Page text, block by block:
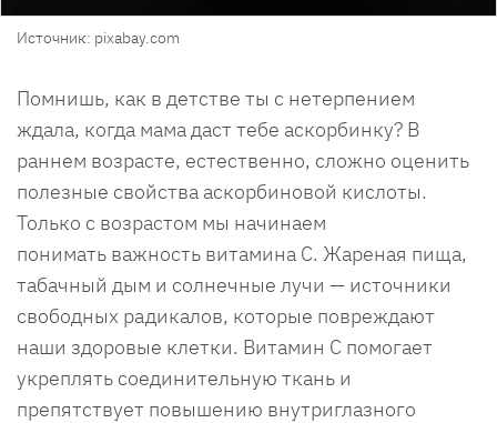
Источник: pixabay.com
Помнишь, как в детстве ты с нетерпением
ждала, когда мама даст тебе аскорбинку? В
раннем возрасте, естественно, сложно оценить
полезные свойства аскорбиновой кислоты.
Только с возрастом мы начинаем
понимать важность витамина С. Жареная пища,
табачный дым и солнечные лучи — источники
свободных радикалов, которые повреждают
наши здоровые клетки. Витамин С помогает
укреплять соединительную ткань и
препятствует повышению внутриглазного